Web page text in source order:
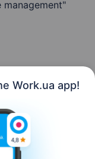
Work.ua app!